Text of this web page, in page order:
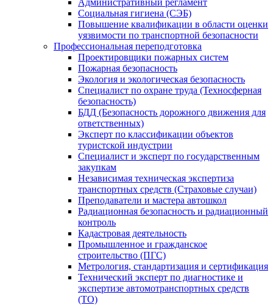
Административный регламент
Социальная гигиена (СЭБ)
Повышение квалификации в области оценки
уязвимости по транспортной безопасности
Профессиональная переподготовка
Проектировщики пожарных систем
Пожарная безопасность
Экология и экологическая безопасность
Специалист по охране труда (Техносферная
безопасность)
БДД (Безопасность дорожного движения для
ответственных)
Эксперт по классификации объектов
туристской индустрии
Специалист и эксперт по государственным
закупкам
Независимая техническая экспертиза
транспортных средств (Страховые случаи)
Преподаватели и мастера автошкол
Радиационная безопасность и радиационный
контроль
Кадастровая деятельность
Промышленное и гражданское
строительство (ПГС)
Метрология, стандартизация и сертификация
Технический эксперт по диагностике и
экспертизе автомотранспортных средств
(ТО)